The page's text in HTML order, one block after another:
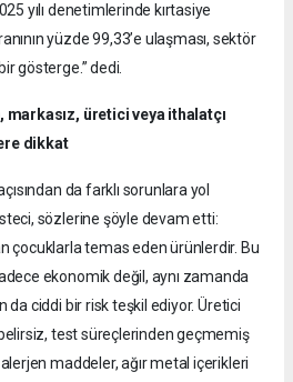
yılı denetimlerinde kırtasiye
yüzde 99,33’e ulaşması, sektör
gösterge.” dedi.
markasız, üretici veya ithalatçı
dikkat
da farklı sorunlara yol
sözlerine şöyle devam etti:
çocuklarla temas eden ürünlerdir. Bu
ekonomik değil, aynı zamanda
da ciddi bir risk teşkil ediyor. Üretici
test süreçlerinden geçmemiş
maddeler, ağır metal içerikleri